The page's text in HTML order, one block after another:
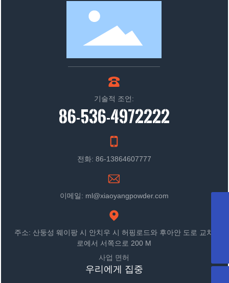
기술적 조언:
86-536-4972222
전화: 86-13864607777
이메일: ml@xiaoyangpowder.com
주소: 산둥성 웨이팡 시 안치우 시 허핑로드와 후아안 도로 교차
로에서 서쪽으로 200 M
사업 면허
우리에게 집중
sdxyjxkjyxgs@163.com
전화기